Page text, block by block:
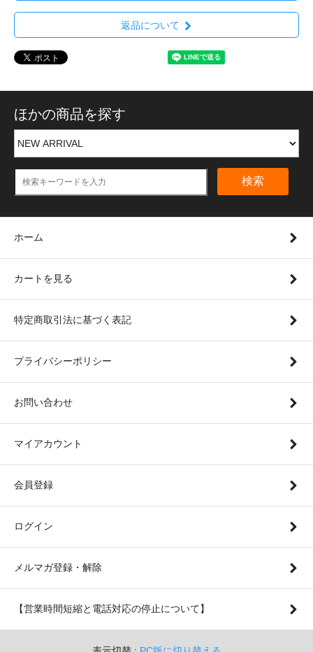
返品について
ほかの商品を探す
検索
ホーム
カートを見る
特定商取引法に基づく表記
プライバシーポリシー
お問い合わせ
マイアカウント
会員登録
ログイン
メルマガ登録・解除
【営業時間短縮と電話対応の停止について】